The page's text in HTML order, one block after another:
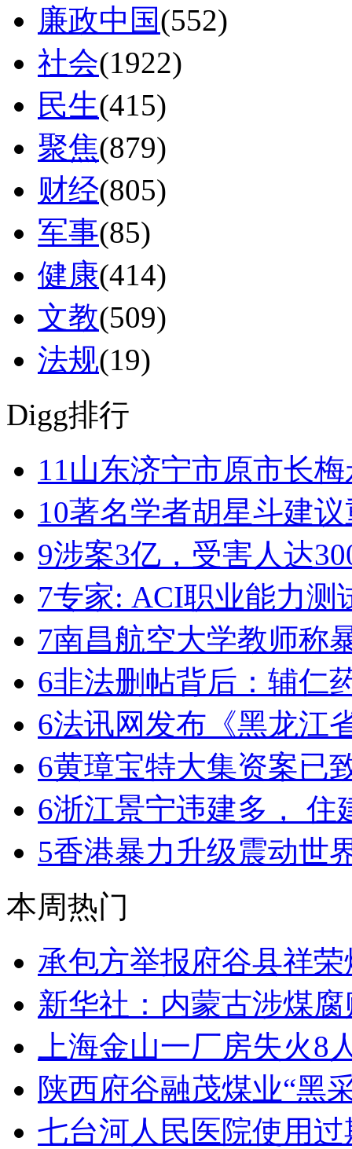
廉政中国(552)
社会(1922)
民生(415)
聚焦(879)
财经(805)
军事(85)
健康(414)
文教(509)
法规(19)
Digg排行
11山东济宁市原市长
10著名学者胡星斗建
9涉案3亿，受害人达
7专家: ACI职业能力测
7南昌航空大学教师称
6非法删帖背后：辅仁
6法讯网发布《黑龙江
6黄璋宝特大集资案已
6浙江景宁违建多， 住
5香港暴力升级震动世
本周热门
承包方举报府谷县祥
新华社：内蒙古涉煤
上海金山一厂房失火8
陕西府谷融茂煤业“黑
七台河人民医院使用